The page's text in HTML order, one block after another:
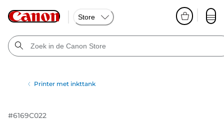
Store
Printer met inkttank
#6169C022